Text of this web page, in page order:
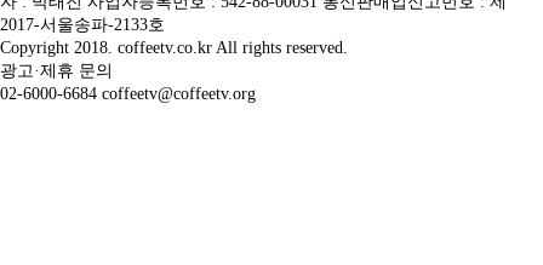
2017-서울송파-2133호
Copyright 2018. coffeetv.co.kr All rights reserved.
광고·제휴 문의
02-6000-6684 coffeetv@coffeetv.org